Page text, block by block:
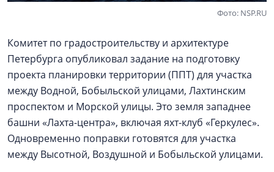
Фото: NSP.RU
Комитет по градостроительству и архитектуре
Петербурга опубликовал задание на подготовку
проекта планировки территории (ППТ) для участка
между Водной, Бобыльской улицами, Лахтинским
проспектом и Морской улицы. Это земля западнее
башни «Лахта-центра», включая яхт-клуб «Геркулес».
Одновременно поправки готовятся для участка
между Высотной, Воздушной и Бобыльской улицами.